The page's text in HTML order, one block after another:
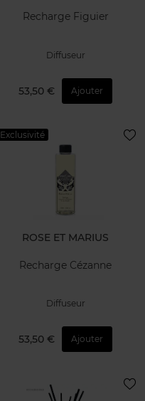
Recharge Figuier
Diffuseur
53,50 € Ajouter
Exclusivité
ROSE ET MARIUS
Recharge Cézanne
Diffuseur
53,50 € Ajouter